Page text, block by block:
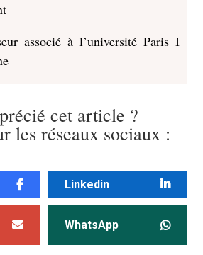
associé à l’université Paris I
cet article ?
les réseaux sociaux :
Linkedin
WhatsApp